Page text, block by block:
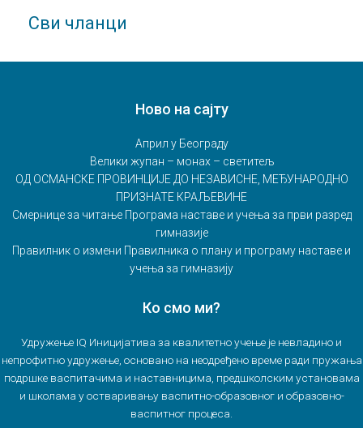
Сви чланци
Ново на сајту
Април у Београду
Велики жупан – монах – светитељ
ОД ОСМАНСКЕ ПРОВИНЦИЈЕ ДО НЕЗАВИСНЕ, МЕЂУНАРОДНО
ПРИЗНАТЕ КРАЉЕВИНЕ
Смернице за читање Програма наставе и учења за први разред
гимназије
Правилник о измени Правилника о плану и програму наставе и
учења за гимназију
Ко смо ми?
Удружење IQ Иницијатива за квалитетно учење је невладино и
непрофитно удружење, основано на неодређено време ради пружања
подршке васпитачима и наставницима, предшколским установама
и школама у остваривању васпитно-образовног и образовно-
васпитног процеса.